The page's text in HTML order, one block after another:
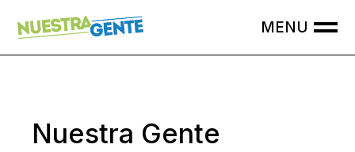
the
Nuestra Gente